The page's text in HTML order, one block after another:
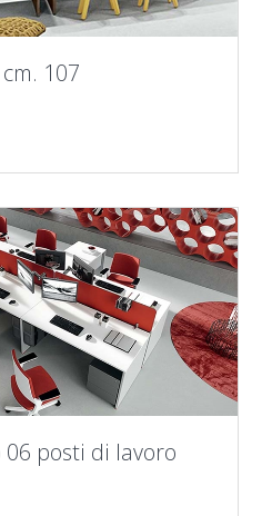
107
posti di lavoro